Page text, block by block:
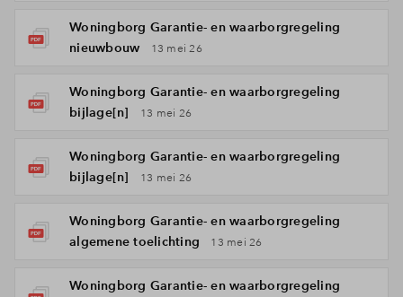
Woningborg Garantie- en waarborgregeling
nieuwbouw
13 mei 26
Woningborg Garantie- en waarborgregeling
bijlage[n]
13 mei 26
Woningborg Garantie- en waarborgregeling
bijlage[n]
13 mei 26
Woningborg Garantie- en waarborgregeling
algemene toelichting
13 mei 26
Woningborg Garantie- en waarborgregeling